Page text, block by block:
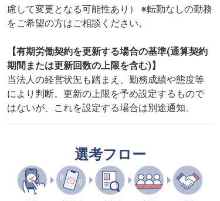
慮して変更となる可能性あり） ※転勤なしの勤務
をご希望の方はご相談ください。
【有期労働契約を更新する場合の基準(通算契約
期間または更新回数の上限を含む)】
当法人の経営状況も踏まえ、勤務成績や態度等
により判断。更新の上限を予め設定するもので
はないが、これを設定する場合は別途通知。
選考フロー